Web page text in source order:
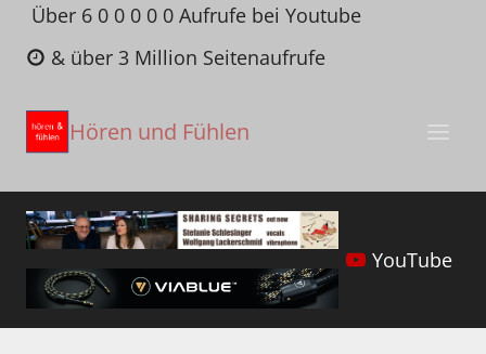
Zum
Inhalt
springen
Über 6 0 0 0 0 0 Aufrufe bei Youtube
& über 3 Million Seitenaufrufe
Hören und Fühlen
YouTube